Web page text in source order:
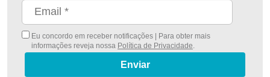
Eu concordo em receber notificações | Para obter mais
informações reveja nossa Política de Privacidade
Enviar